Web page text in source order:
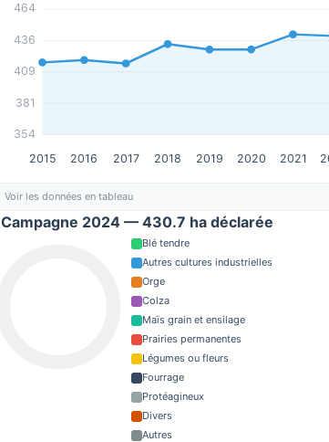
354
381
409
436
464
2015 2016 2017 2018 2019 2020 2021
Voir les données en tableau
Campagne 2024 — 430.7 ha déclarée
Blé tendre
Autres cultures industrielles
Orge
Colza
Maïs grain et ensilage
Prairies permanentes
Légumes ou fleurs
Fourrage
Protéagineux
Divers
Autres